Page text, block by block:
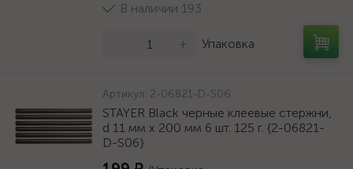
В наличии 193
+ Упаковка
Артикул: 2-06821-D-S06
STAYER Black черные клеевые стержни,
d 11 мм х 200 мм 6 шт. 125 г. {2-06821-
D-S06}